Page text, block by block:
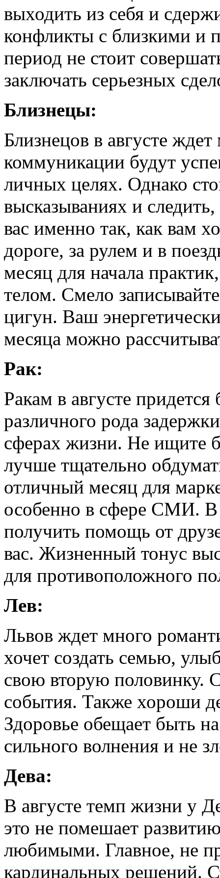
выходить из себя и
конфликты с близкими и
период не стоит
заключать серьезных
Близнецы:
Близнецов в августе
коммуникации будут
личных целях. Однако
высказываниях и
вас именно так, как вам
дороге, за рулем и в
месяц для начала
телом. Смело
цигун. Ваш
месяца можно
Рак:
Ракам в августе
различного рода
сферах жизни. Не ищите
лучше тщательно
отличный месяц для
особенно в сфере СМИ.
получить помощь от
вас. Жизненный тонус
для противоположного
Лев:
Львов ждет много
хочет создать семью,
свою вторую половинку.
события. Также хороши
Здоровье обещает быть
сильного волнения и не
Дева:
В августе темп жизни у
это не помешает
любимыми. Главное, не
кардинальных решений.